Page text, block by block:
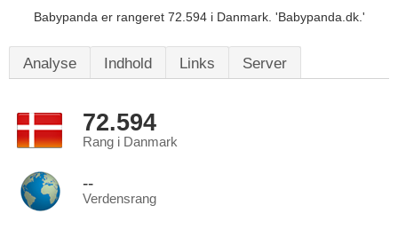
Babypanda er rangeret 72.594 i Danmark. 'Babypanda.dk.'
Analyse Indhold Links Server
72.594
Rang i Danmark
--
Verdensrang